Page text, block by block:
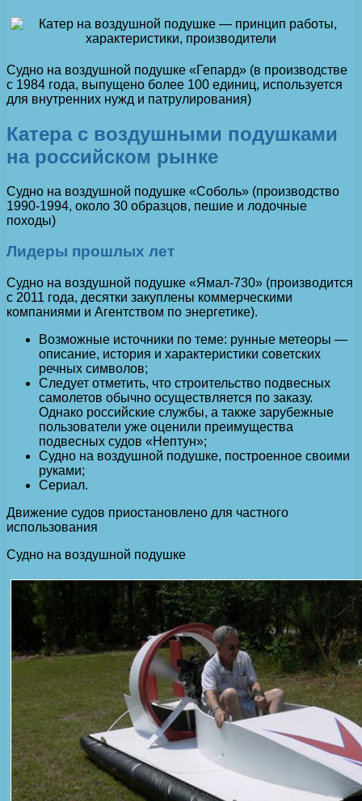
Судно на воздушной подушке «Гепард» (в производстве
с 1984 года, выпущено более 100 единиц, используется
для внутренних нужд и патрулирования)
Катера с воздушными подушками
на российском рынке
Судно на воздушной подушке «Соболь» (производство
1990-1994, около 30 образцов, пешие и лодочные
походы)
Лидеры прошлых лет
Судно на воздушной подушке «Ямал-730» (производится
с 2011 года, десятки закуплены коммерческими
компаниями и Агентством по энергетике).
Возможные источники по теме: рунные метеоры —
описание, история и характеристики советских
речных символов;
Следует отметить, что строительство подвесных
самолетов обычно осуществляется по заказу.
Однако российские службы, а также зарубежные
пользователи уже оценили преимущества
подвесных судов «Нептун»;
Судно на воздушной подушке, построенное своими
руками;
Сериал.
Движение судов приостановлено для частного
использования
Судно на воздушной подушке